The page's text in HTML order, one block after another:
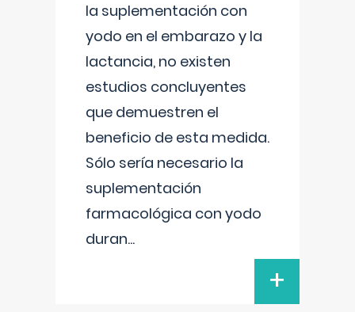
la suplementación con
yodo en el embarazo y la
lactancia, no existen
estudios concluyentes
que demuestren el
beneficio de esta medida.
Sólo sería necesario la
suplementación
farmacológica con yodo
duran...
+